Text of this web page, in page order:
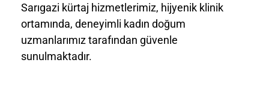
Sarıgazi kürtaj hizmetlerimiz, hijyenik klinik
ortamında, deneyimli kadın doğum
uzmanlarımız tarafından güvenle
sunulmaktadır.